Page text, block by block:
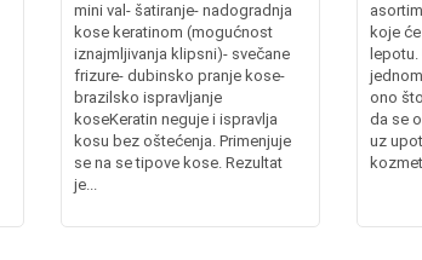
mini val- šatiranje- nadogradnja
kose keratinom (mogućnost
iznajmljivanja klipsni)- svečane
frizure- dubinsko pranje kose-
brazilsko ispravljanje
koseKeratin neguje i ispravlja
kosu bez oštećenja. Primenjuje
se na se tipove kose. Rezultat
je...
koje
ono
da se
uz